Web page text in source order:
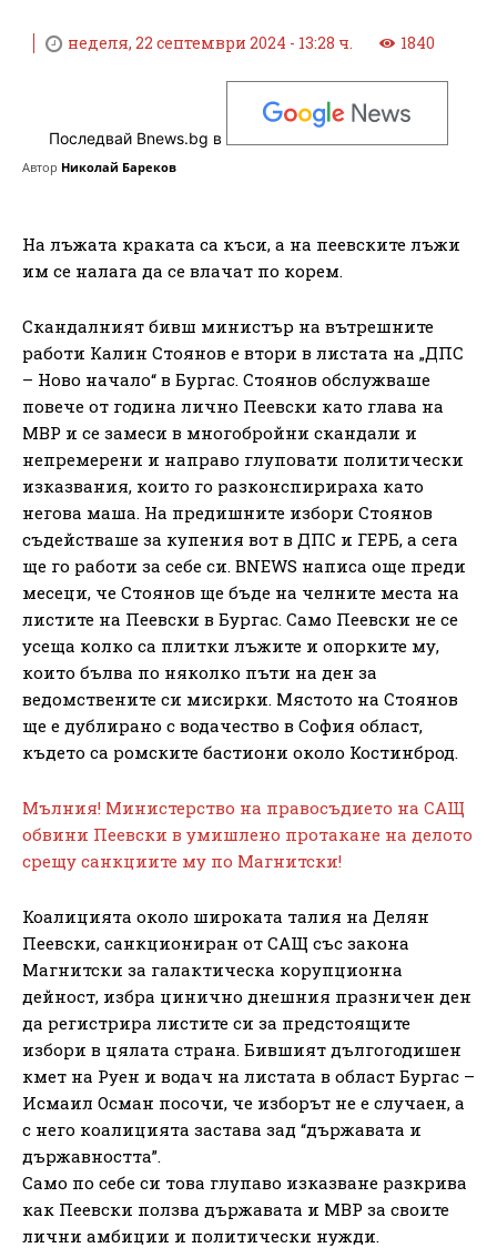
неделя, 22 септември 2024 - 13:28 ч. 1840
Последвай Bnews.bg в
Автор Николай Бареков
На лъжата краката са къси, а на пеевските лъжи
им се налага да се влачат по корем.
Скандалният бивш министър на вътрешните
работи Калин Стоянов е втори в листата на „ДПС
– Ново начало“ в Бургас. Стоянов обслужваше
повече от година лично Пеевски като глава на
МВР и се замеси в многобройни скандали и
непремерени и направо глуповати политически
изказвания, които го разконспирираха като
негова маша. На предишните избори Стоянов
съдействаше за купения вот в ДПС и ГЕРБ, а сега
ще го работи за себе си. BNEWS написа още преди
месеци, че Стоянов ще бъде на челните места на
листите на Пеевски в Бургас. Само Пеевски не се
усеща колко са плитки лъжите и опорките му,
които бълва по няколко пъти на ден за
ведомствените си мисирки. Мястото на Стоянов
ще е дублирано с водачество в София област,
където са ромските бастиони около Костинброд.
Мълния! Министерство на правосъдието на САЩ
обвини Пеевски в умишлено протакане на делото
срещу санкциите му по Магнитски!
Коалицията около широката талия на Делян
Пеевски, санкциониран от САЩ със закона
Магнитски за галактическа корупционна
дейност, избра цинично днешния празничен ден
да регистрира листите си за предстоящите
избори в цялата страна. Бившият дългогодишен
кмет на Руен и водач на листата в област Бургас –
Исмаил Осман посочи, че изборът не е случаен, а
с него коалицията застава зад “държавата и
държавността”.
Само по себе си това глупаво изказване разкрива
как Пеевски ползва държавата и МВР за своите
лични амбиции и политически нужди.